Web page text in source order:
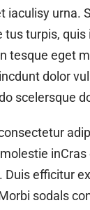
iaculisy urna.
tus turpis,
tesque eget
dolor
scelersque
Duis efficitur
sodals